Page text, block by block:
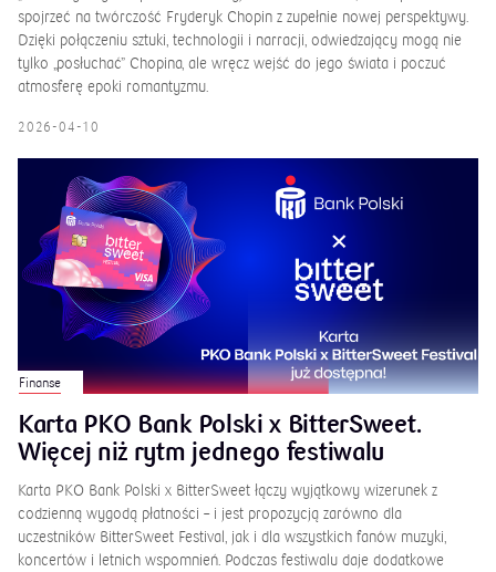
spojrzeć na twórczość Fryderyk Chopin z zupełnie nowej perspektywy.
Dzięki połączeniu sztuki, technologii i narracji, odwiedzający mogą nie
tylko „posłuchać” Chopina, ale wręcz wejść do jego świata i poczuć
atmosferę epoki romantyzmu.
2026-04-10
Finanse
Karta PKO Bank Polski x BitterSweet.
Więcej niż rytm jednego festiwalu
Karta PKO Bank Polski x BitterSweet łączy wyjątkowy wizerunek z
codzienną wygodą płatności – i jest propozycją zarówno dla
uczestników BitterSweet Festival, jak i dla wszystkich fanów muzyki,
koncertów i letnich wspomnień. Podczas festiwalu daje dodatkowe